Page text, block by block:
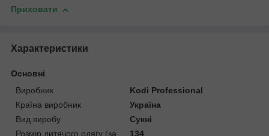
Приховати
Характеристики
Основні
Виробник
Kodi Professional
Країна виробник
Україна
Вид виробу
Сукні
Розмір дитячого одягу (за
134